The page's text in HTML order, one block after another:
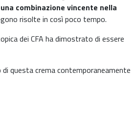
combinazione vincente nella
risolte in così poco tempo.
dei CFA ha dimostrato di essere
questa crema contemporaneamente